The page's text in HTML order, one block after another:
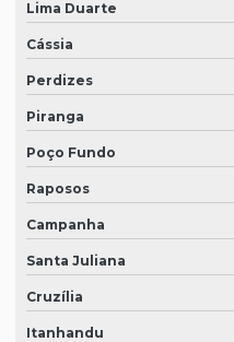
Lima Duarte
Cássia
Perdizes
Piranga
Poço Fundo
Raposos
Campanha
Santa Juliana
Cruzília
Itanhandu